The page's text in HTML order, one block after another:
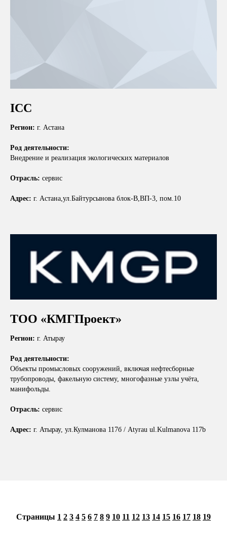
ICC
Регион: г. Астана
Род деятельности:
Внедрение и реализация экологических материалов
Отрасль: сервис
Адрес: г. Астана,ул.Байтурсынова блок-B,ВП-3, пом.10
ТОО «КМГПроект»
Регион: г. Атырау
Род деятельности:
Объекты промысловых сооружений, включая нефтесборные
трубопроводы, факельную систему, многофазные узлы учёта,
манифольды.
Отрасль: сервис
Адрес: г. Атырау, ул.Кулманова 117б / Atyrau ul.Kulmanova 117b
Страницы 1 2 3 4 5 6 7 8 9 10 11 12 13 14 15 16 17 18 19